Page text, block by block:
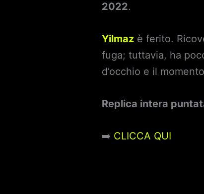
2022.
Yilmaz è ferito.
fuga; tuttavia, ha
d’occhio e il
Replica intera
➡️ CLICCA QUI